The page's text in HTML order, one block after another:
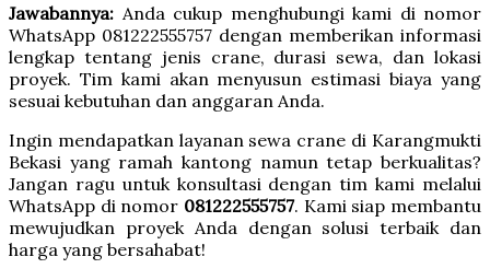
Jawabannya: Anda cukup menghubungi kami di nomor
WhatsApp 081222555757 dengan memberikan informasi
lengkap tentang jenis crane, durasi sewa, dan lokasi
proyek. Tim kami akan menyusun estimasi biaya yang
sesuai kebutuhan dan anggaran Anda.
Ingin mendapatkan layanan sewa crane di Karangmukti
Bekasi yang ramah kantong namun tetap berkualitas?
Jangan ragu untuk konsultasi dengan tim kami melalui
WhatsApp di nomor 081222555757. Kami siap membantu
mewujudkan proyek Anda dengan solusi terbaik dan
harga yang bersahabat!